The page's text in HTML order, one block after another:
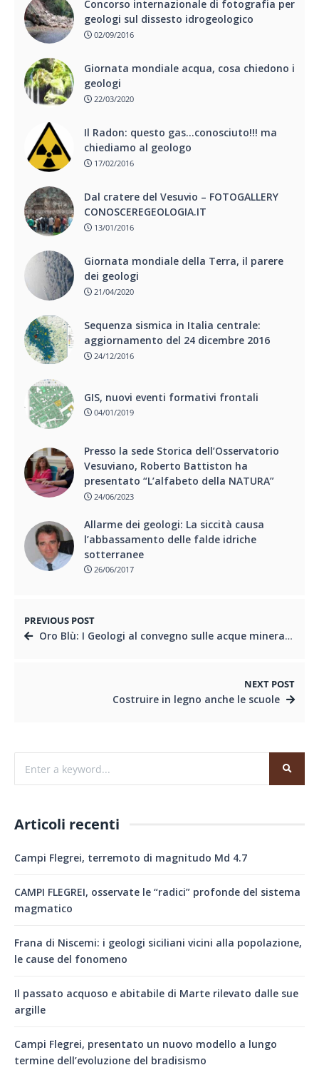
Concorso internazionale di fotografia per
geologi sul dissesto idrogeologico
02/09/2016
Giornata mondiale acqua, cosa chiedono i
geologi
22/03/2020
Il Radon: questo gas…conosciuto!!! ma
chiediamo al geologo
17/02/2016
Dal cratere del Vesuvio – FOTOGALLERY
CONOSCEREGEOLOGIA.IT
13/01/2016
Giornata mondiale della Terra, il parere
dei geologi
21/04/2020
Sequenza sismica in Italia centrale:
aggiornamento del 24 dicembre 2016
24/12/2016
GIS, nuovi eventi formativi frontali
04/01/2019
Presso la sede Storica dell’Osservatorio
Vesuviano, Roberto Battiston ha
presentato “L’alfabeto della NATURA”
24/06/2023
Allarme dei geologi: La siccità causa
l’abbassamento delle falde idriche
sotterranee
26/06/2017
PREVIOUS POST
Oro Blù: I Geologi al convegno sulle acque minerali e termali – VIDEO
NEXT POST
Costruire in legno anche le scuole
Articoli recenti
Campi Flegrei, terremoto di magnitudo Md 4.7
CAMPI FLEGREI, osservate le “radici” profonde del sistema
magmatico
Frana di Niscemi: i geologi siciliani vicini alla popolazione,
le cause del fonomeno
Il passato acquoso e abitabile di Marte rilevato dalle sue
argille
Campi Flegrei, presentato un nuovo modello a lungo
termine dell’evoluzione del bradisismo